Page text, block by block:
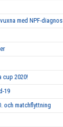
med NPF-diagnos
cup 2020!
19
och matchflyttning